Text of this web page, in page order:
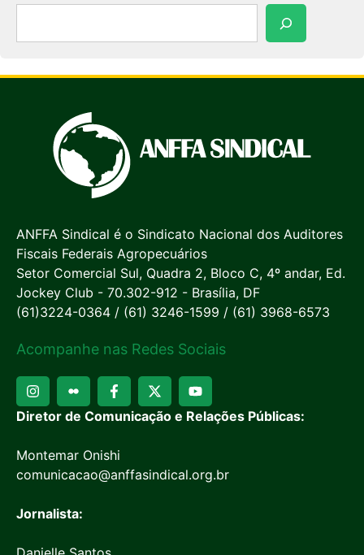
ANFFA Sindical é o Sindicato Nacional dos Auditores
Fiscais Federais Agropecuários
Setor Comercial Sul, Quadra 2, Bloco C, 4º andar, Ed.
Jockey Club - 70.302-912 - Brasília, DF
(61)3224-0364 / (61) 3246-1599 / (61) 3968-6573
Acompanhe nas Redes Sociais
Diretor de Comunicação e Relações Públicas:
Montemar Onishi
comunicacao@anffasindical.org.br
Jornalista: